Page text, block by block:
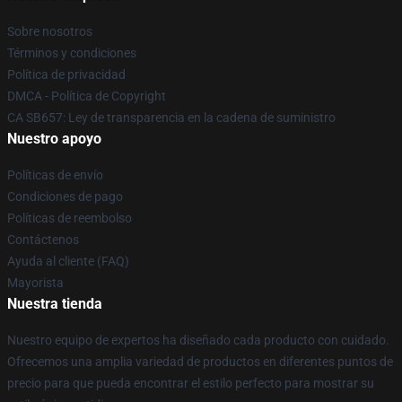
Sobre nosotros
Términos y condiciones
Política de privacidad
DMCA - Política de Copyright
CA SB657: Ley de transparencia en la cadena de suministro
Nuestro apoyo
Políticas de envío
Condiciones de pago
Políticas de reembolso
Contáctenos
Ayuda al cliente (FAQ)
Mayorista
Nuestra tienda
Nuestro equipo de expertos ha diseñado cada producto con cuidado.
Ofrecemos una amplia variedad de productos en diferentes puntos de
precio para que pueda encontrar el estilo perfecto para mostrar su